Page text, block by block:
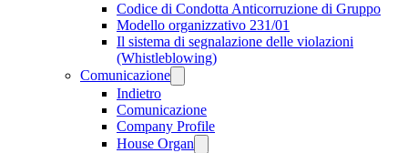
Codice di Condotta Anticorruzione di Gruppo
Modello organizzativo 231/01
Il sistema di segnalazione delle violazioni
(Whistleblowing)
Comunicazione
Indietro
Comunicazione
Company Profile
House Organ